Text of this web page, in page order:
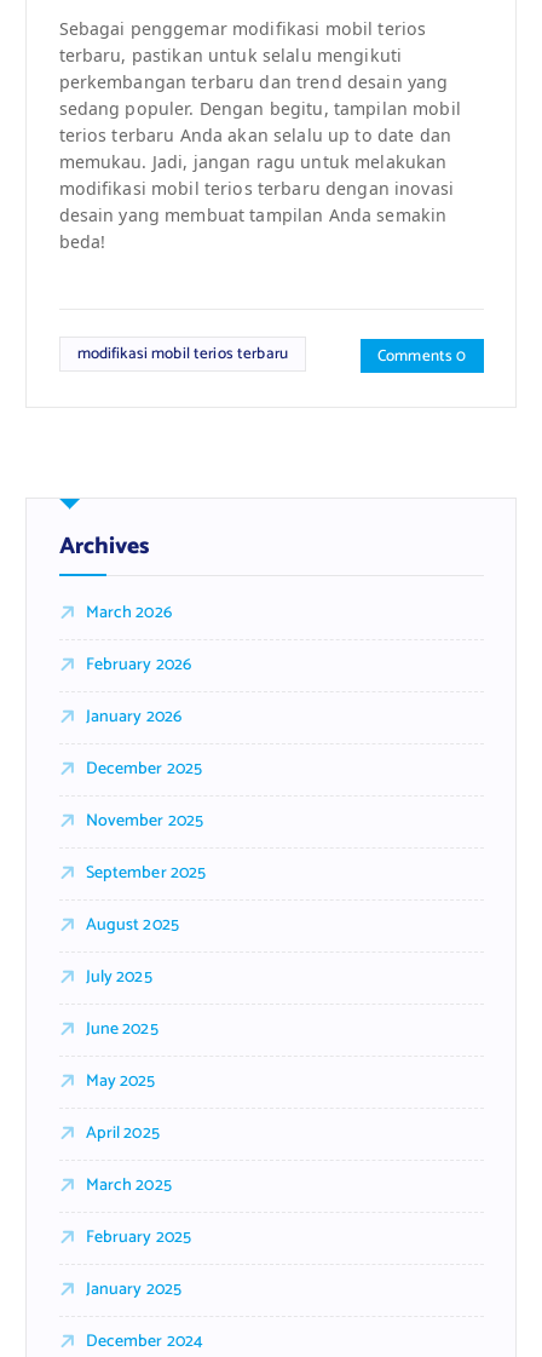
Sebagai penggemar modifikasi mobil terios
terbaru, pastikan untuk selalu mengikuti
perkembangan terbaru dan trend desain yang
sedang populer. Dengan begitu, tampilan mobil
terios terbaru Anda akan selalu up to date dan
memukau. Jadi, jangan ragu untuk melakukan
modifikasi mobil terios terbaru dengan inovasi
desain yang membuat tampilan Anda semakin
beda!
modifikasi mobil terios terbaru Comments 0
Archives
March 2026
February 2026
January 2026
December 2025
November 2025
September 2025
August 2025
July 2025
June 2025
May 2025
April 2025
March 2025
February 2025
January 2025
December 2024